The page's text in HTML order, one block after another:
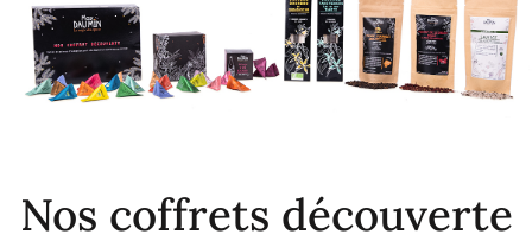
Nos coffrets découverte